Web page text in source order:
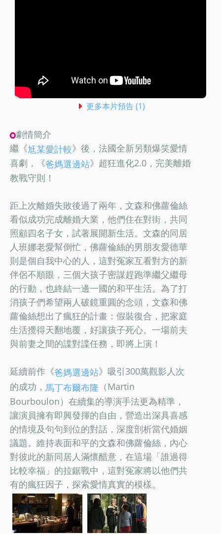
更多本片預告 (1)
劇情簡介
繼《尪某愛計較》後，法國全新另類爆笑愛情
喜劇，《爸媽選邊站》超狂進化2.0，完美離婚
教戰守則！
距上次離婚失敗後過了兩年，文森和佛蘿倫絲
看似成功完成離婚大業，他們住在對街，共同
照顧四名子女，試著展開新生活。文森的同居
人班娜老愛幫倒忙，佛蘿倫絲的男朋友愛德華
則是個自我中心的人，這對冤家互看對方的新
伴侶不順眼，三個大孩子密謀趕跑準繼父繼母
的行動，也終結一邊一國的和平生活。為了打
消孩子們希望兩人破鏡重圓的念頭，文森和佛
蘿倫絲想出了瘋狂的計畫：假裝復合，把家庭
生活攪得天翻地覆，好讓孩子死心。一場前夫
與前妻之間的諜對諜任務，即將上演！
延續前作《爸媽選邊站》吸引300萬觀影人次
的成功， 馬丁布爾布隆 （Martin
Bourboulon）在續集的導演手法更為精準，
讓演員擁有即興發揮的自由，營造出深具喜感
的情境及句句到位的對話，深度剖析當代婚姻
議題。維持表面和平的文森和佛蘿倫絲，內心
對彼此的新同居人滿懷醋意，在這場「誰過得
比較幸福」的拉鋸戰中，這對冤家將以他們共
有的瘋狂因子，探索愛情真實的模樣。